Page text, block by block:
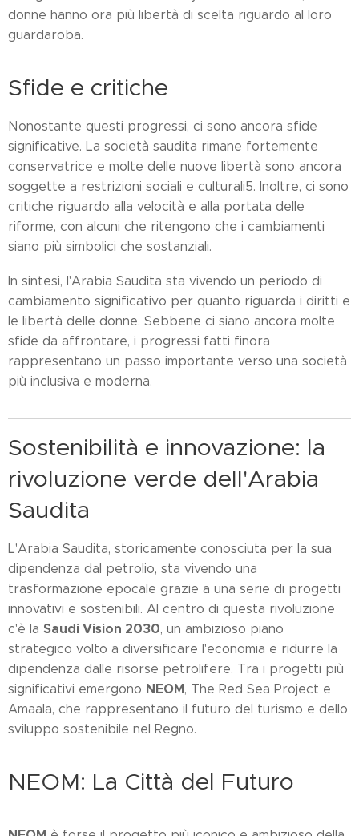
donne hanno ora più libertà di scelta riguardo al loro
guardaroba.
Sfide e critiche
Nonostante questi progressi, ci sono ancora sfide
significative. La società saudita rimane fortemente
conservatrice e molte delle nuove libertà sono ancora
soggette a restrizioni sociali e culturali5. Inoltre, ci sono
critiche riguardo alla velocità e alla portata delle
riforme, con alcuni che ritengono che i cambiamenti
siano più simbolici che sostanziali.
In sintesi, l'Arabia Saudita sta vivendo un periodo di
cambiamento significativo per quanto riguarda i diritti e
le libertà delle donne. Sebbene ci siano ancora molte
sfide da affrontare, i progressi fatti finora
rappresentano un passo importante verso una società
più inclusiva e moderna.
Sostenibilità e innovazione: la
rivoluzione verde dell'Arabia
Saudita
L'Arabia Saudita, storicamente conosciuta per la sua
dipendenza dal petrolio, sta vivendo una
trasformazione epocale grazie a una serie di progetti
innovativi e sostenibili. Al centro di questa rivoluzione
c'è la Saudi Vision 2030, un ambizioso piano
strategico volto a diversificare l'economia e ridurre la
dipendenza dalle risorse petrolifere. Tra i progetti più
significativi emergono NEOM, The Red Sea Project e
Amaala, che rappresentano il futuro del turismo e dello
sviluppo sostenibile nel Regno.
NEOM: La Città del Futuro